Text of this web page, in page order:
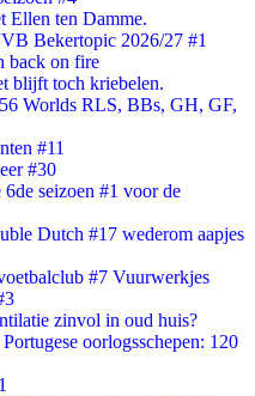
Ellen ten Damme.
Bekertopic 2026/27 #1
back on fire
blijft toch kriebelen.
Worlds RLS, BBs, GH, GF,
#11
#30
seizoen #1 voor de
Dutch #17 wederom aapjes
#7 Vuurwerkjes
zinvol in oud huis?
oorlogsschepen: 120